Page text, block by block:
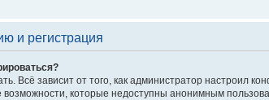
и регистрация
Всё зависит от того, как администратор настроил
которые недоступны анонимным